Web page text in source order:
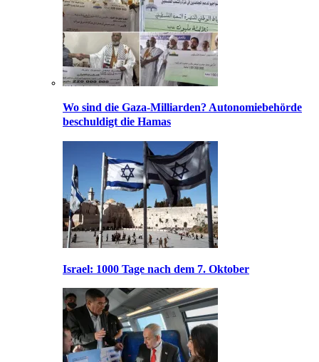
Wo sind die Gaza-Milliarden? Autonomiebehörde
beschuldigt die Hamas
Israel: 1000 Tage nach dem 7. Oktober